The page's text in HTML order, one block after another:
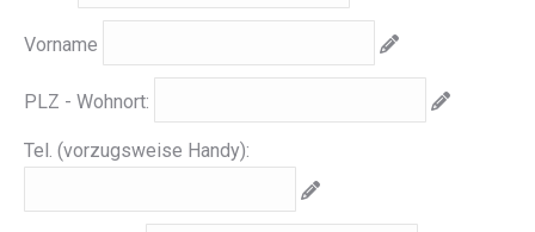
Vorname
PLZ - Wohnort:
Tel. (vorzugsweise Handy):